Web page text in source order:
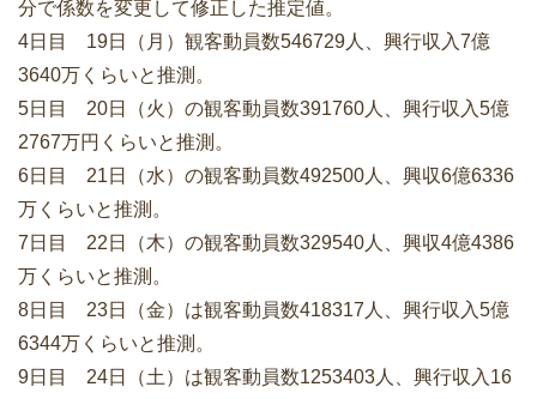
分で係数を変更して修正した推定値。
4日目 19日（月）観客動員数546729人、興行収入7億
3640万くらいと推測。
5日目 20日（火）の観客動員数391760人、興行収入5億
2767万円くらいと推測。
6日目 21日（水）の観客動員数492500人、興収6億6336
万くらいと推測。
7日目 22日（木）の観客動員数329540人、興収4億4386
万くらいと推測。
8日目 23日（金）は観客動員数418317人、興行収入5億
6344万くらいと推測。
9日目 24日（土）は観客動員数1253403人、興行収入16